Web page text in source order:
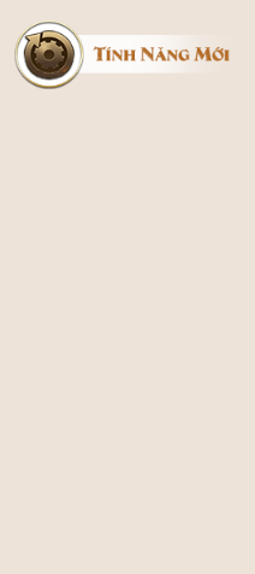
Giới Thiệu Ví Dzogame
Đăng Ký Tài Khoản